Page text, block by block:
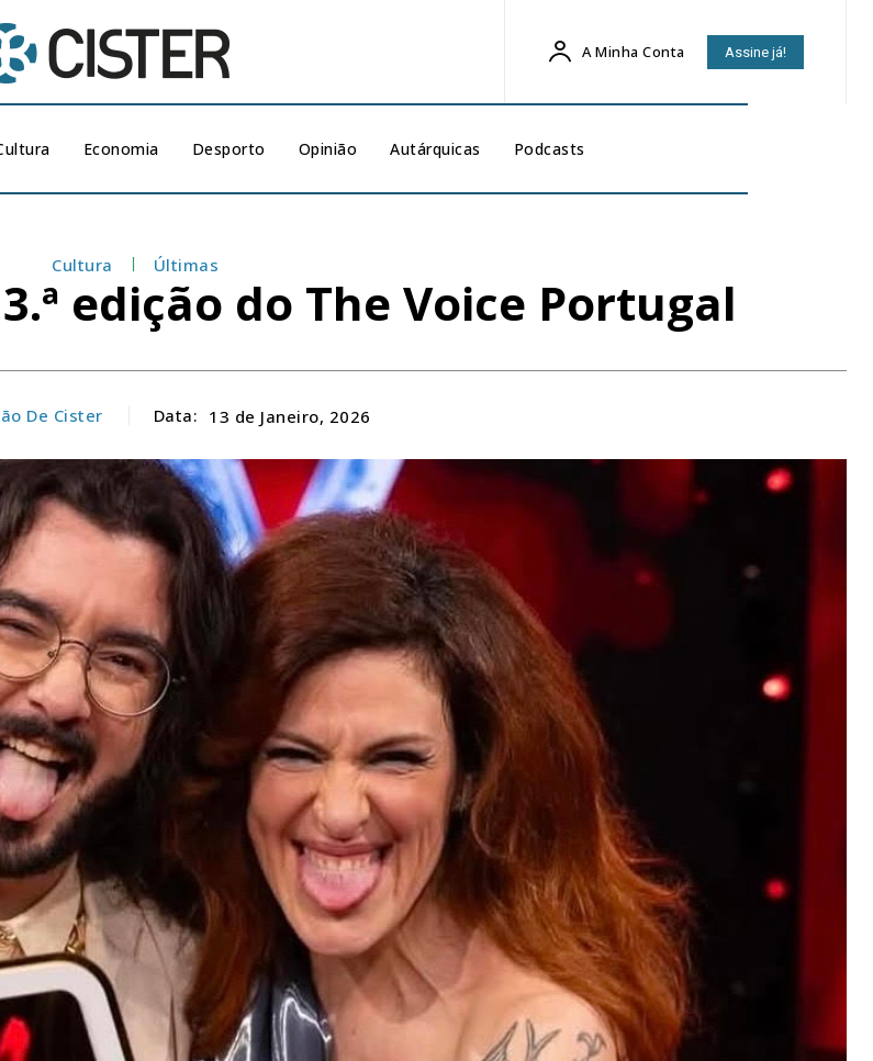
A Minha Conta Assine já!
Economia Desporto Opinião Autárquicas Podcasts
Cultura Últimas
edição do The Voice Portugal
De Cister Data: 13 de Janeiro, 2026